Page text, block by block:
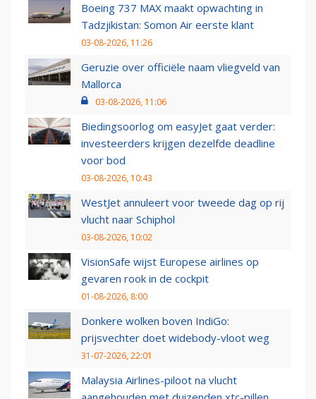
Boeing 737 MAX maakt opwachting in
Tadzjikistan: Somon Air eerste klant
03-08-2026, 11:26
Geruzie over officiële naam vliegveld van
Mallorca
03-08-2026, 11:06
Biedingsoorlog om easyJet gaat verder:
investeerders krijgen dezelfde deadline
voor bod
03-08-2026, 10:43
WestJet annuleert voor tweede dag op rij
vlucht naar Schiphol
03-08-2026, 10:02
VisionSafe wijst Europese airlines op
gevaren rook in de cockpit
01-08-2026, 8:00
Donkere wolken boven IndiGo:
prijsvechter doet widebody-vloot weg
31-07-2026, 22:01
Malaysia Airlines-piloot na vlucht